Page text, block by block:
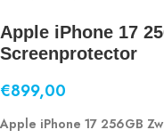
Apple iPhone 17
Screenprotector
€899,00
Apple iPhone 17 256GB